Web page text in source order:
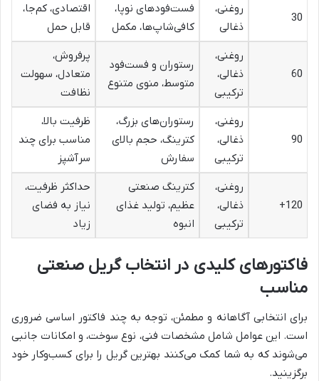
30
روغنی،
ذغالی
فست‌فودهای نوپا،
کافی‌شاپ‌ها، مکمل
اقتصادی، کم‌جا،
قابل حمل
60
روغنی،
ذغالی،
ترکیبی
رستوران و فست‌فود
متوسط، منوی متنوع
پرفروش،
متعادل، سهولت
نظافت
90
روغنی،
ذغالی،
ترکیبی
رستوران‌های بزرگ،
کترینگ، حجم بالای
سفارش
ظرفیت بالا،
مناسب برای چند
سرآشپز
120+
روغنی،
ذغالی،
ترکیبی
کترینگ صنعتی
عظیم، تولید غذای
انبوه
حداکثر ظرفیت،
نیاز به فضای
زیاد
فاکتورهای کلیدی در انتخاب گریل صنعتی
مناسب
برای انتخابی آگاهانه و مطمئن، توجه به چند فاکتور اساسی ضروری
است. این عوامل شامل مشخصات فنی، نوع سوخت، و امکانات جانبی
می‌شوند که به شما کمک می‌کنند بهترین گریل را برای کسب‌وکار خود
برگزینید.